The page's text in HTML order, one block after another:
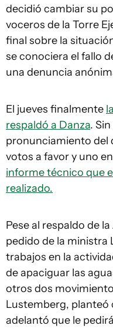
decidió cambiar su
voceros de la Torre
final sobre la
se conociera el fallo
una denuncia
El jueves finalmente
respaldó a Danza.
pronunciamiento del
votos a favor y uno
informe técnico que
realizado.
Pese al respaldo de
pedido de la ministra
trabajos en la
de apaciguar las
otros dos
Lustemberg, planteó
adelantó que le